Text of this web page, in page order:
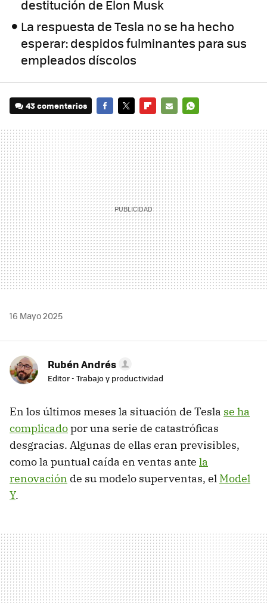
destitución de Elon Musk
La respuesta de Tesla no se ha hecho
esperar: despidos fulminantes para sus
empleados díscolos
43 comentarios
MAIL
16 Mayo 2025
Rubén Andrés
Editor - Trabajo y productividad
En los últimos meses la situación de Tesla se ha
complicadopor una serie de catastróficas
desgracias. Algunas de ellas eran previsibles,
como la puntual caída en ventas ante la
renovación de su modelo superventas, el Model
Y.